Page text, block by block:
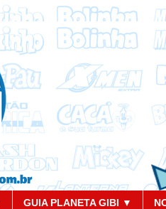
GUIA PLANETA GIBI ▼